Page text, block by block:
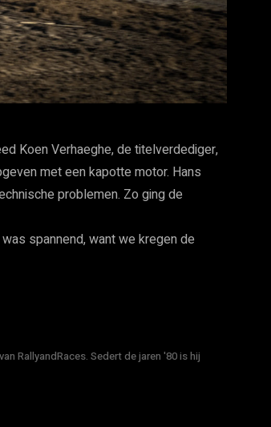
Koen Verhaeghe, de titelverdediger,
met een kapotte motor. Hans
problemen. Zo ging de
spannend, want we kregen de
RallyandRaces. Sedert de jaren '80 is hij